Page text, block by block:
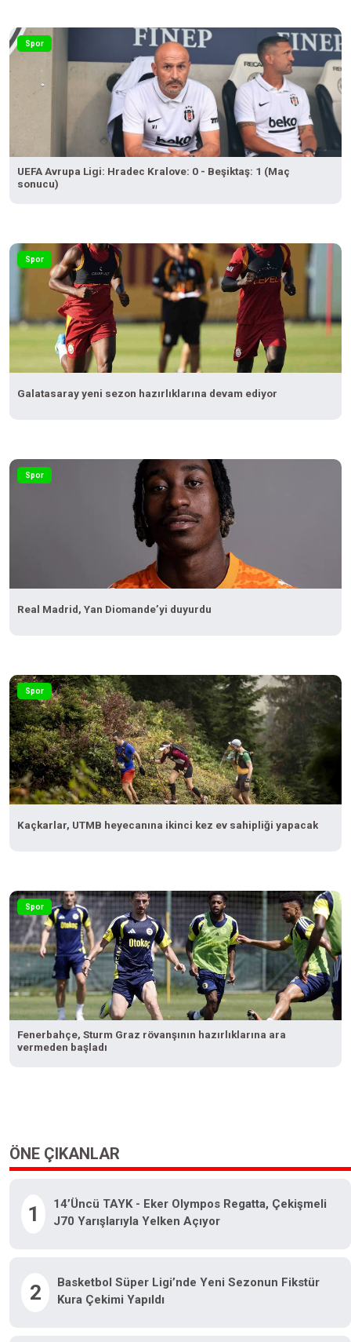
Spor
UEFA Avrupa Ligi: Hradec Kralove: 0 - Beşiktaş: 1 (Maç
sonucu)
Spor
Galatasaray yeni sezon hazırlıklarına devam ediyor
Spor
Real Madrid, Yan Diomande’yi duyurdu
Spor
Kaçkarlar, UTMB heyecanına ikinci kez ev sahipliği yapacak
Spor
Fenerbahçe, Sturm Graz rövanşının hazırlıklarına ara
vermeden başladı
ÖNE ÇIKANLAR
1
14’üncü TAYK - Eker Olympos Regatta, Çekişmeli
J70 Yarışlarıyla Yelken Açıyor
2
Basketbol Süper Ligi’nde Yeni Sezonun Fikstür
Kura Çekimi Yapıldı